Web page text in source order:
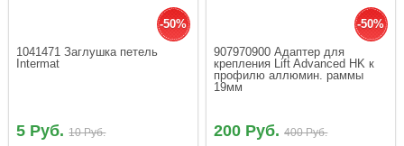
-50%
1041471 Заглушка петель
Intermat
5 Руб.10 Руб.
-50%
907970900 Адаптер для
крепления Lift Advanced HK к
профилю аллюмин. раммы
19мм
200 Руб.400 Руб.